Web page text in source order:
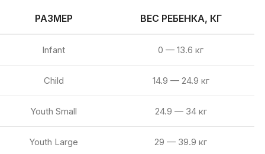
РАЗМЕР ВЕС РЕБЕНКА, КГ
Infant 0 — 13.6 кг
Child 14.9 — 24.9 кг
Youth Small 24.9 — 34 кг
Youth Large 29 — 39.9 кг